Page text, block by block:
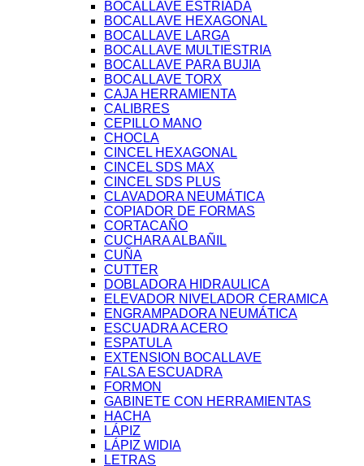
BOCALLAVE ESTRIADA
BOCALLAVE HEXAGONAL
BOCALLAVE LARGA
BOCALLAVE MULTIESTRIA
BOCALLAVE PARA BUJIA
BOCALLAVE TORX
CAJA HERRAMIENTA
CALIBRES
CEPILLO MANO
CHOCLA
CINCEL HEXAGONAL
CINCEL SDS MAX
CINCEL SDS PLUS
CLAVADORA NEUMÁTICA
COPIADOR DE FORMAS
CORTACAÑO
CUCHARA ALBAÑIL
CUÑA
CUTTER
DOBLADORA HIDRAULICA
ELEVADOR NIVELADOR CERAMICA
ENGRAMPADORA NEUMÁTICA
ESCUADRA ACERO
ESPATULA
EXTENSION BOCALLAVE
FALSA ESCUADRA
FORMON
GABINETE CON HERRAMIENTAS
HACHA
LÁPIZ
LÁPIZ WIDIA
LETRAS